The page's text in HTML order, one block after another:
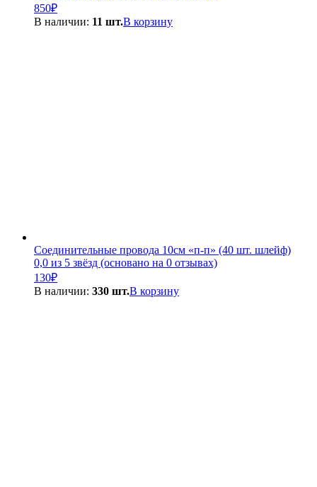
850₽
В наличии: 11 шт.В корзину
Соединительные провода 10см «п-п» (40 шт. шлейф)
0,0 из 5 звёзд (основано на 0 отзывах)
130₽
В наличии: 330 шт.В корзину